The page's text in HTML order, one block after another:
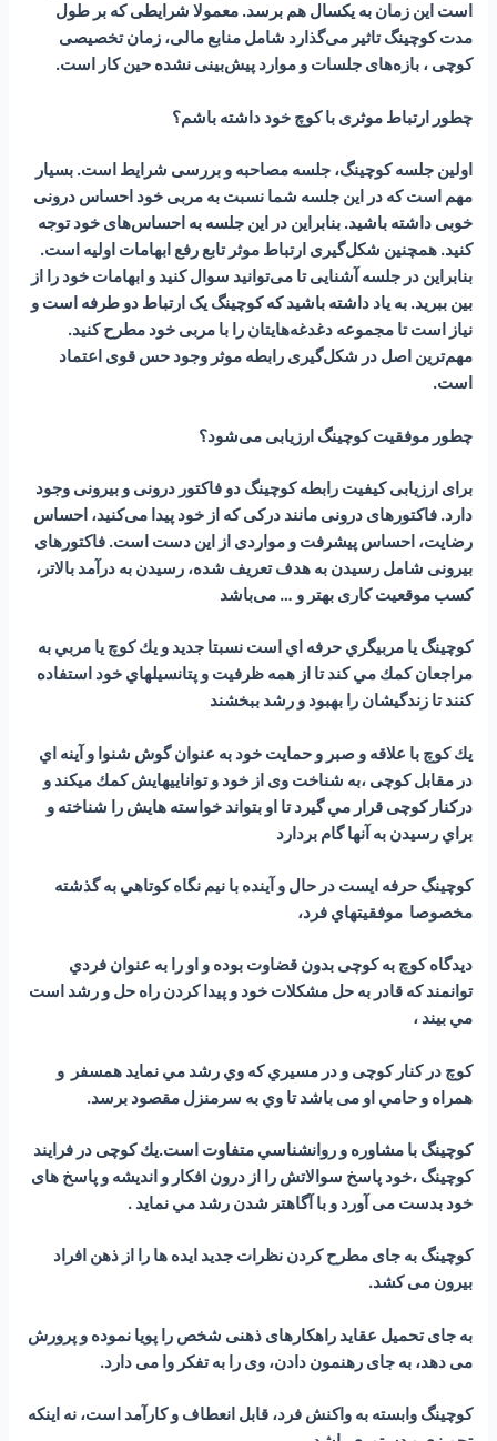
است این زمان به یکسال هم برسد. معمولا شرایطی که بر طول
مدت کوچینگ تاثیر می‌گذارد شامل منابع مالی، زمان تخصیصی
کوچی ، بازه‌های جلسات و موارد پیش‌بینی نشده حین کار است.
چطور ارتباط موثری با کوچ خود داشته باشم؟
اولین جلسه کوچینگ، جلسه مصاحبه و بررسی شرایط است. بسیار
مهم است که در این جلسه شما نسبت به مربی خود احساس درونی
خوبی داشته باشید. بنابراین در این جلسه به احساس‌های خود توجه
کنید. همچنین شکل‌گیری ارتباط موثر تابع رفع ابهامات اولیه است.
بنابراین در جلسه آشنایی تا می‌توانید سوال کنید و ابهامات خود را از
بین ببرید. به‌ یاد داشته باشید که کوچینگ یک ارتباط دو طرفه است و
نیاز است تا مجموعه دغدغه‌هایتان را با مربی خود مطرح کنید.
مهم‌ترین اصل در شکل‌گیری رابطه موثر وجود حس قوی اعتماد
است.
چطور موفقیت کوچینگ ارزیابی می‌شود؟
برای ارزیابی کیفیت رابطه کوچینگ دو فاکتور درونی و بیرونی وجود
دارد. فاکتورهای درونی مانند درکی که از خود پیدا می‌کنید، احساس
رضایت، احساس پیشرفت و مواردی از این دست است. فاکتورهای
بیرونی شامل رسیدن به هدف تعریف شده، رسیدن به درآمد بالاتر،
کسب موقعیت کاری بهتر و … می‌باشد
كوچينگ يا مربيگري حرفه اي است نسبتا جديد و يك كوچ يا مربي به
مراجعان كمك مي كند تا از همه ظرفيت و پتانسيلهاي خود استفاده
كنند تا زندگيشان را بهبود و رشد ببخشند
يك كوچ با علاقه و صبر و حمايت خود به عنوان گوش شنوا و آينه اي
در مقابل کوچی ،به شناخت وی از خود و تواناييهايش كمك ميكند و
دركنار کوچی قرار مي گيرد تا او بتواند خواسته هايش را شناخته و
براي رسيدن به آنها گام بردارد
كوچينگ حرفه ايست در حال و آینده با نيم نگاه كوتاهي به گذشته
مخصوصا موفقيتهاي فرد،
ديدگاه كوچ به کوچی بدون قضاوت بوده و او را به عنوان فردي
توانمند كه قادر به حل مشكلات خود و پيدا كردن راه حل و رشد است
مي بيند ،
كوچ در كنار کوچی و در مسيري كه وي رشد مي نمايد همسفر و
همراه و حامي او می باشد تا وي به سرمنزل مقصود برسد.
كوچينگ با مشاوره و روانشناسي متفاوت است.يك کوچی در فرايند
كوچينگ ،خود پاسخ سوالاتش را از درون افکار و اندیشه و پاسخ های
خود بدست می آورد و با آگاهتر شدن رشد مي نمايد .
کوچینگ به جای مطرح کردن نظرات جدید ایده ها را از ذهن افراد
بیرون می کشد.
به جای تحمیل عقاید راهکارهای ذهنی شخص را پویا نموده و پرورش
می دهد، به جای رهنمون دادن، وی را به تفکر وا می دارد.
کوچینگ وابسته به واکنش فرد، قابل انعطاف و کارآمد است، نه اینکه